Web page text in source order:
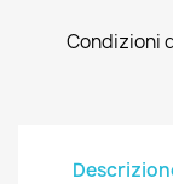
Condizioni